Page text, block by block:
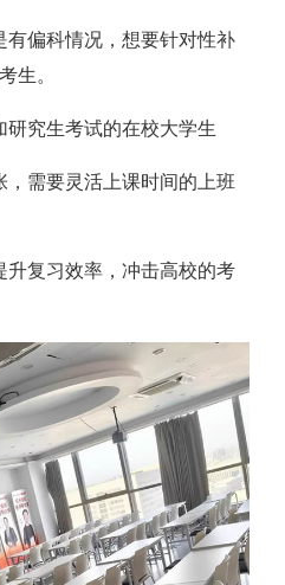
有偏科情况，想要针对性补
生。
研究生考试的在校大学生
，需要灵活上课时间的上班
升复习效率，冲击高校的考